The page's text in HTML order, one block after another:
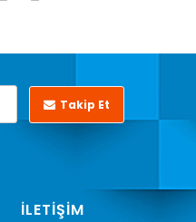
Takip Et
İLETİŞİM